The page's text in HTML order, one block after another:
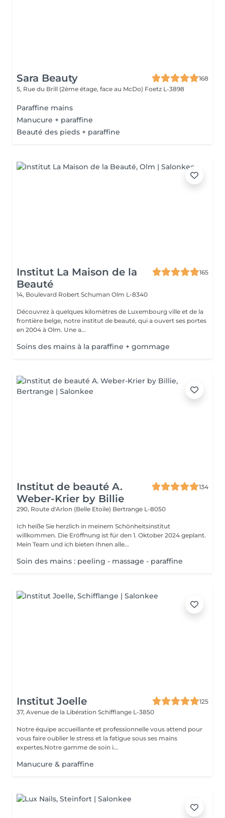
Sara Beauty
168
5, Rue du Brill (2ème étage, face au McDo) Foetz L-3898
Paraffine mains
Manucure + paraffine
Beauté des pieds + paraffine
Institut La Maison de la
Beauté
165
14, Boulevard Robert Schuman Olm L-8340
Découvrez à quelques kilomètres de Luxembourg ville et de la
frontière belge, notre institut de beauté, qui a ouvert ses portes
en 2004 à Olm. Une a...
Soins des mains à la paraffine + gommage
Institut de beauté A.
Weber-Krier by Billie
134
290, Route d'Arlon (Belle Etoile) Bertrange L-8050
Ich heiße Sie herzlich in meinem Schönheitsinstitut
willkommen. Die Eröffnung ist für den 1. Oktober 2024 geplant.
Mein Team und ich bieten Ihnen alle...
Soin des mains : peeling - massage - paraffine
Institut Joelle
125
37, Avenue de la Libération Schifflange L-3850
Notre équipe accueillante et professionnelle vous attend pour
vous faire oublier le stress et la fatigue sous ses mains
expertes.Notre gamme de soin i...
Manucure & paraffine